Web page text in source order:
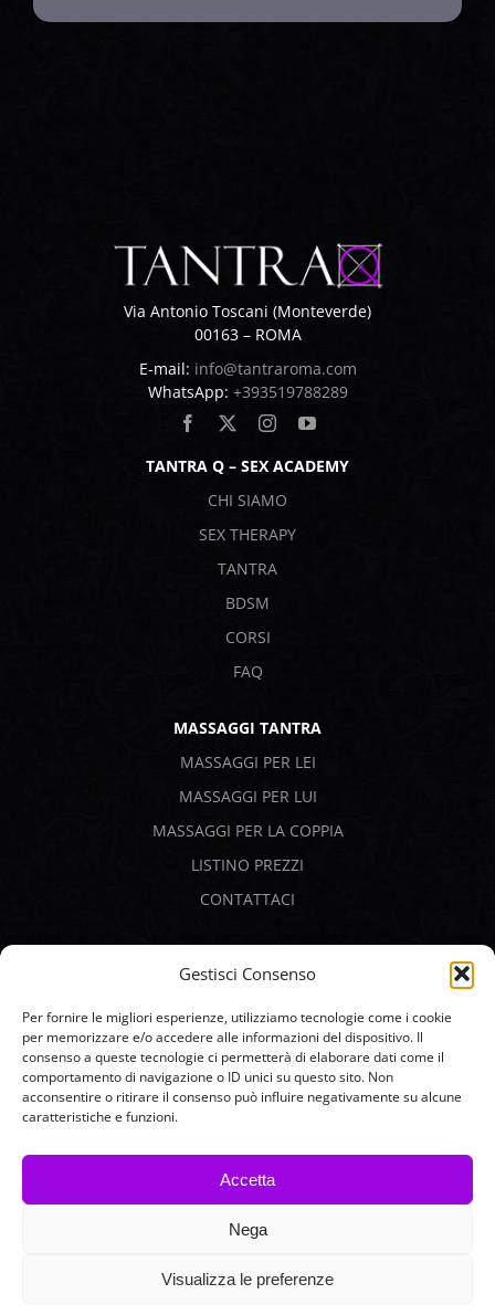
Gestisci Consenso
Per fornire le migliori esperienze, utilizziamo tecnologie come i cookie
per memorizzare e/o accedere alle informazioni del dispositivo. Il
consenso a queste tecnologie ci permetterà di elaborare dati come il
comportamento di navigazione o ID unici su questo sito. Non
acconsentire o ritirare il consenso può influire negativamente su alcune
caratteristiche e funzioni.
Accetta
Nega
Visualizza le preferenze
Via Antonio Toscani (Monteverde)
00163 – ROMA
E-mail: info@tantraroma.com
WhatsApp: +393519788289
TANTRA Q – SEX ACADEMY
CHI SIAMO
SEX THERAPY
TANTRA
BDSM
CORSI
FAQ
MASSAGGI TANTRA
MASSAGGI PER LEI
MASSAGGI PER LUI
MASSAGGI PER LA COPPIA
LISTINO PREZZI
CONTATTACI
Cookie & Privacy Policy|Termini e condizioni